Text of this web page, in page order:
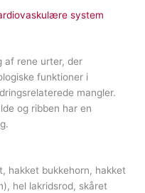
system
af rene urter, der
funktioner i
mangler.
og ribben har en
hakket bukkehorn, hakket
hel lakridsrod, skåret